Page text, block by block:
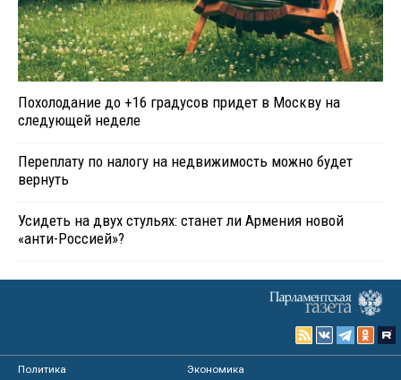
Похолодание до +16 градусов придет в Москву на
следующей неделе
Переплату по налогу на недвижимость можно будет
вернуть
Усидеть на двух стульях: станет ли Армения новой
«анти-Россией»?
Политика
Экономика